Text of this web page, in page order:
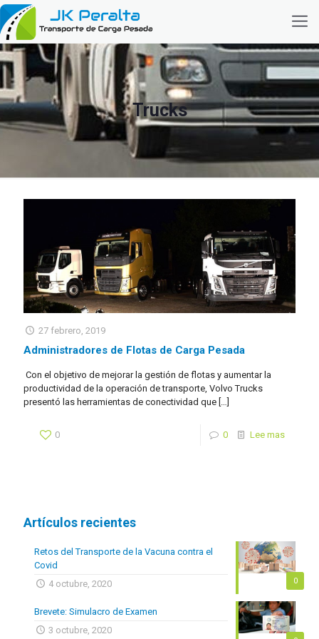
Trucks
27 febrero, 2019
Administradores de Flotas de Carga Pesada
Con el objetivo de mejorar la gestión de flotas y aumentar la
productividad de la operación de transporte, Volvo Trucks
presentó las herramientas de conectividad que
0 0 Lee mas
Artículos recientes
0
Retos del Transporte de la Vacuna contra el
Covid
4 octubre, 2020
Brevete: Simulacro de Examen
3 octubre, 2020